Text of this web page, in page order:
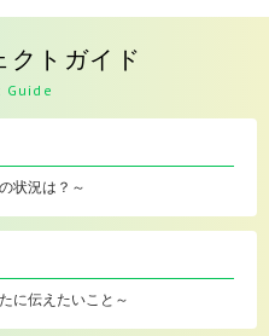
クトガイド
Guide
状況は？～
に伝えたいこと～